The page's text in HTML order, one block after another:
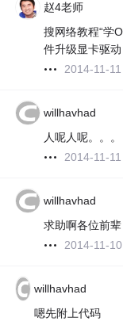
赵4老师
搜网络教程“学
件升级显卡驱动
2014-11-11
willhavhad
人呢人呢。。。
2014-11-11
willhavhad
求助啊各位前辈
2014-11-10
willhavhad
嗯先附上代码